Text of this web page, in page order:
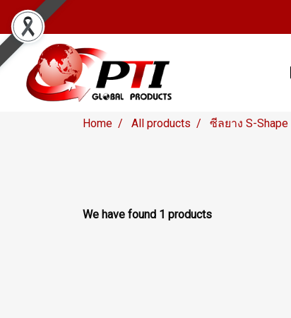
Home All products ซีลยาง S-Shape
We have found 1 products